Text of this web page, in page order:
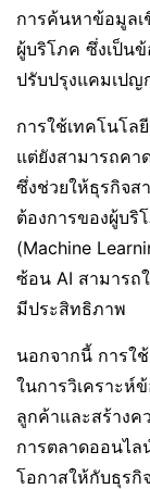
การค้นหาข้อมูลเ
ผู้บริโภค ซึ่งเป็น
ปรับปรุงแคมเปญ
การใช้เทคโนโล
แต่ยังสามารถค
ซึ่งช่วยให้ธุรกิจส
ต้องการของผู้บริ
(Machine
ซ้อน AI สามารถ
มีประสิทธิภาพ
นอกจากนี้ การใ
ในการวิเคราะห์
ลูกค้าและสร้าง
การตลาดออนไล
โอกาสให้กับธุรกิ